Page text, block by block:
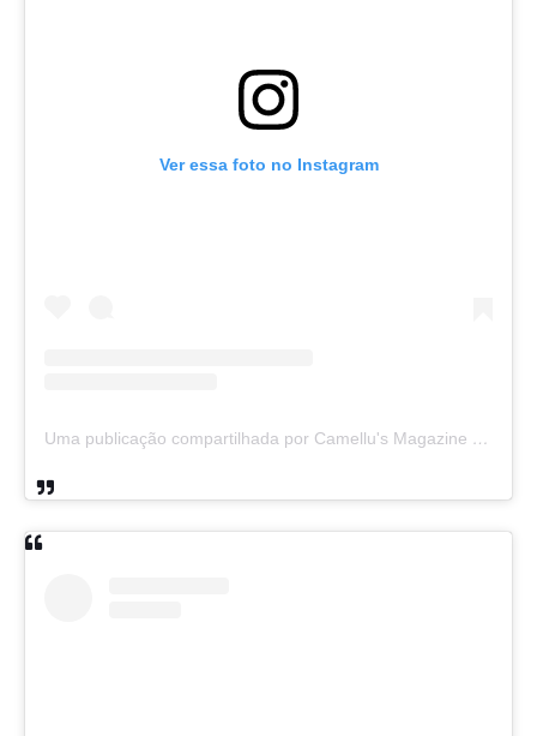
Ver essa foto no Instagram
Uma publicação compartilhada por Camellu's Magazine I e II (@camellus_magazine)